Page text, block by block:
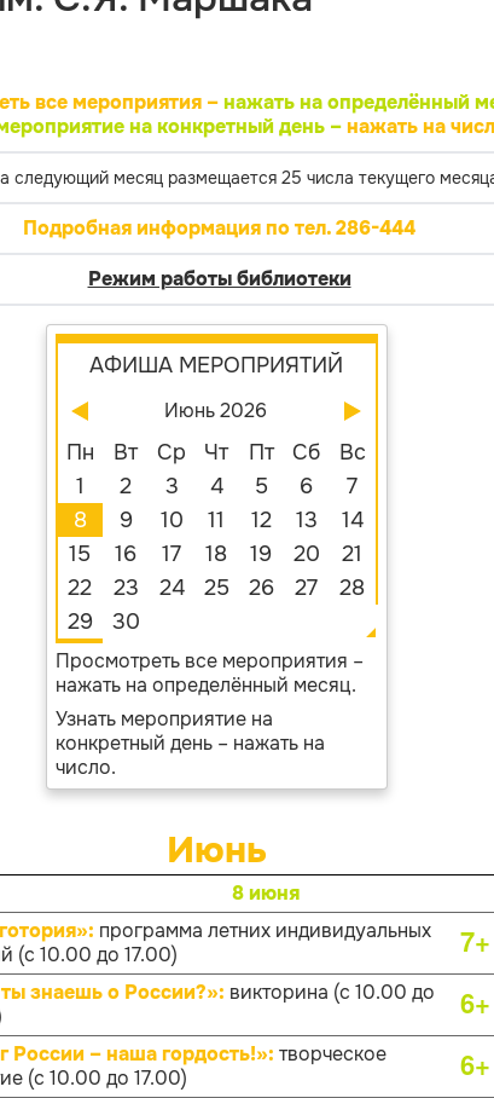
все мероприятия – нажать на определённый
на конкретный день –нажать на
следующий месяц размещается 25 числа текущего
Подробная информация по тел. 286-444
Режим работы библиотеки
АФИША МЕРОПРИЯТИЙ
Июнь 2026
Пн Вт Ср Чт Пт Сб
Вс
1
2 3 4 5 6
7
8
9 10 11 12 13
14
15
16 17 18 19 20
21
22
23 24 25 26 27
28
29
30
Просмотреть все мероприятия –
нажать на определённый месяц.
Узнать мероприятие на
конкретный день – нажать на
число.
Июнь
8 июня
программа летних индивидуальных
(с 10.00 до 17.00)
7+
знаешь о России?»: викторина (с 10.00 до
6+
России – наша гордость!»: творческое
(с 10.00 до 17.00)
6+